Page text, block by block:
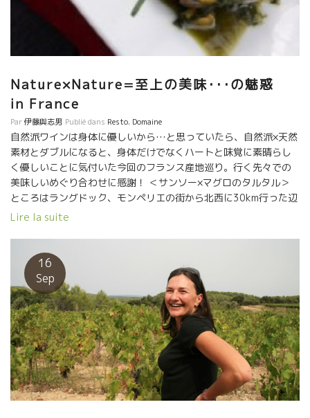
Bernard カトリーヌ・ベルナールの2017年、まだ出来上がってな
いが、アリカント、カリニャンのキュヴェは素晴らしい味わい！
チャーミングでエネルギッシュなカトリーヌの人柄がまさに出て
いる。 筆：竹下 Envoyé de mon iPhone
Nature×Nature=至上の美味･･･の魅惑
in France
Par伊藤與志男 Publié dans Resto, Domaine
自然派ワインは身体に優しいから…と思っていたら、自然派×天然
素材とダブルになると、身体だけでなくハートと味覚に素晴らし
く優しいことに気付いた今回のフランス産地巡り。行く先々での
美味しいめぐり合わせに感謝！ ＜サンソー×マグロのタルタル＞
ところはラングドック、モンペリエの街から北西に30km行った辺
りにある小さな村、レ・マテル(Les Matelles)。我らがアネゴの
ン造りを始めて、しかも超旨くて、その上ハイテンション!!)のお
気に入りレストラン「ル・ぺ・オゥ・ディアーブル(Le Pet au
Diable)」に着いたのは正午もずいぶん回った頃。テーブルに着く
なり、まずは持ち込みのカトリーヌのワイン、赤3本を試飲してよ
うやく腹ペコのランチタイム。カトリーヌいわく「あー、お腹空
いた。ねぇねぇアントレ、どうする？今日は魚の気分。何か魚、
ない？」赤しかないのにぃ？まあ、いっか。 登場したのはバジル
にパプリカ、オニオン、シブレット、松の実などを混ぜ合わせた
マグロのタルタル。ボリューム満点、で、エイヤッとひと口。間
髪いれずに『グレナディンシロップみたいな香りの軽やかで辛口
の赤ワインを造りたいの！』という彼女の思い通りの仕上がりの
Lire la suite
16
Sep